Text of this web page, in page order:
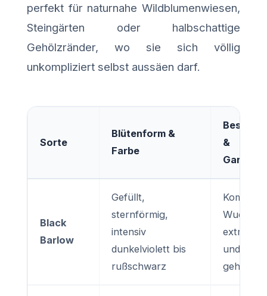
perfekt für naturnahe Wildblumenwiesen,
Steingärten oder halbschattige
Gehölzränder, wo sie sich völlig
unkompliziert selbst aussäen darf.
Sorte
Blütenform &
Farbe
&
Black
Barlow
Gefüllt,
sternförmig,
intensiv
dunkelviolett bis
rußschwarz
Wuchs,
extrem
und